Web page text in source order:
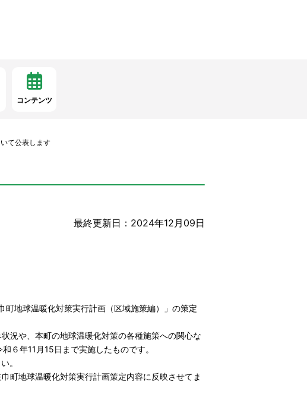
コンテンツ
て公表します
最終更新日：2024年12月09日
地球温暖化対策実行計画（区域施策編）」の策定
況や、本町の地球温暖化対策の各種施策への関心な
６年11月15日まで実施したものです。
。
町地球温暖化対策実行計画策定内容に反映させてま